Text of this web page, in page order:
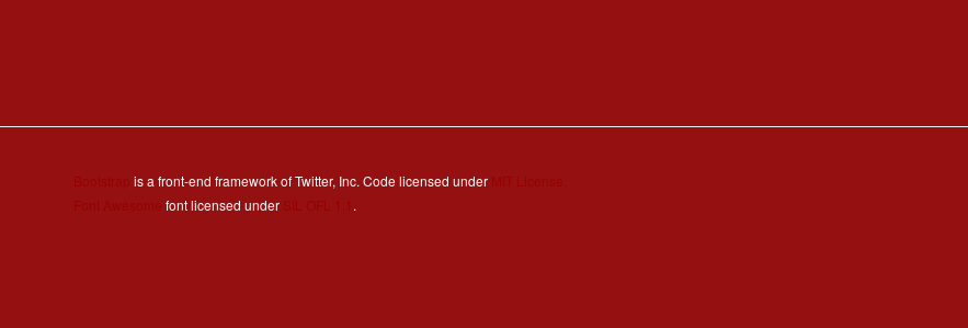
is a front-end framework of Twitter, Inc. Code licensed under
font licensed under .